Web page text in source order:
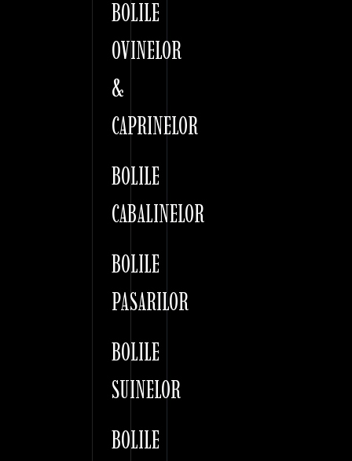
BOLILE
OVINELOR
&
CAPRINELOR
BOLILE
CABALINELOR
BOLILE
PASARILOR
BOLILE
SUINELOR
BOLILE